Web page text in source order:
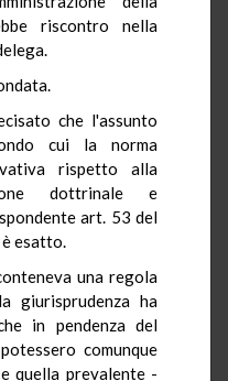
riscontro nella
che l'assunto
cui la norma
rispetto alla
dottrinale e
art. 53 del
esatto.
una regola
giurisprudenza ha
in pendenza del
comunque
quella prevalente -